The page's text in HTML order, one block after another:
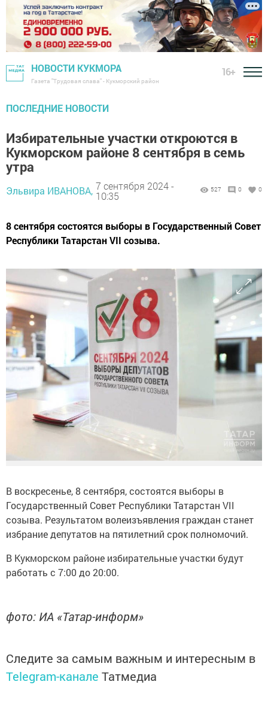
НОВОСТИ КУКМОРА
Газета "Трудовая слава" - Кукморский район
16+
ПОСЛЕДНИЕ НОВОСТИ
Избирательные участки откроются в
Кукморском районе 8 сентября в семь
утра
Эльвира ИВАНОВА, 7 сентября 2024 -
10:35
527 0 0
8 сентября состоятся выборы в Государственный Совет
Республики Татарстан VII созыва.
В воскресенье, 8 сентября, состоятся выборы в
Государственный Совет Республики Татарстан VII
созыва. Результатом волеизъявления граждан станет
избрание депутатов на пятилетний срок полномочий.
В Кукморском районе избирательные участки будут
работать с 7:00 до 20:00.
фото: ИА «Татар-информ»
Следите за самым важным и интересным в
Telegram-канале Татмедиа